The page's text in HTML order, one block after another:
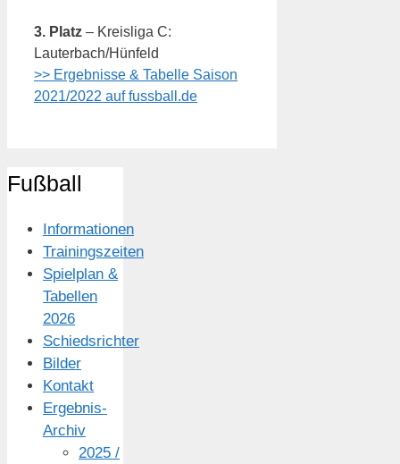
3. Platz – Kreisliga C:
Lauterbach/Hünfeld
>> Ergebnisse & Tabelle Saison
2021/2022 auf fussball.de
Fußball
Informationen
Trainingszeiten
Spielplan &
Tabellen
2026
Schiedsrichter
Bilder
Kontakt
Ergebnis-
Archiv
2025 /